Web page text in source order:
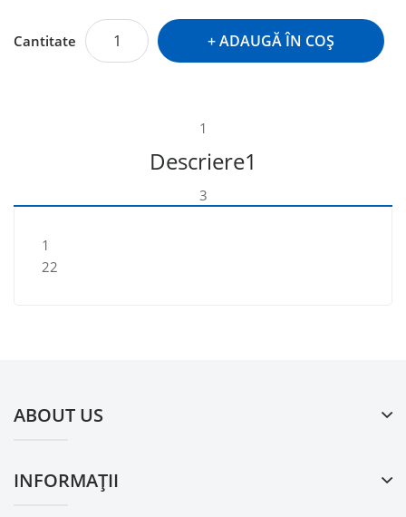
Cantitate ADAUGĂ ÎN COŞ
1
Descriere1
3
1
22
ABOUT US
INFORMAŢII